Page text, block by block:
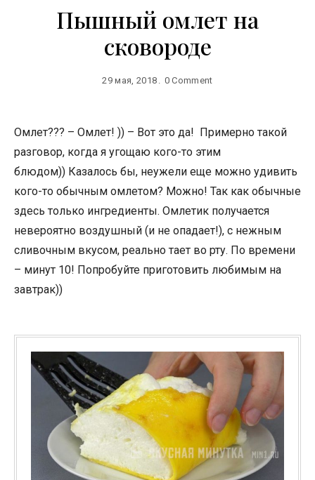
Пышный омлет на
сковороде
29 мая, 2018 0 Comment
Омлет??? – Омлет! )) – Вот это да! Примерно такой
разговор, когда я угощаю кого-то этим
блюдом)) Казалось бы, неужели еще можно удивить
кого-то обычным омлетом? Можно! Так как обычные
здесь только ингредиенты. Омлетик получается
невероятно воздушный (и не опадает!), с нежным
сливочным вкусом, реально тает во рту. По времени
– минут 10! Попробуйте приготовить любимым на
завтрак))